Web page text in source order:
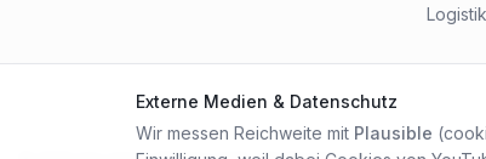
Logistik
Externe Medien & Datenschutz
Wir messen Reichweite mit Plausible